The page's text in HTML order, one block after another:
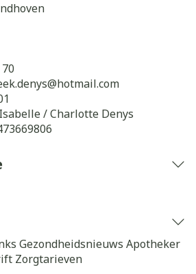
hotmail.com
Isabelle / Charlotte Denys
Gezondheidsnieuws Apotheker
Zorgtarieven